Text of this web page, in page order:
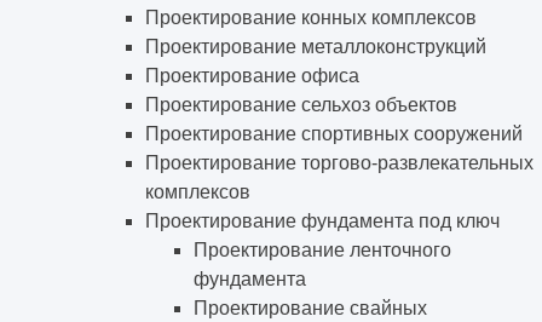
Проектирование конных комплексов
Проектирование металлоконструкций
Проектирование офиса
Проектирование сельхоз объектов
Проектирование спортивных сооружений
Проектирование торгово-развлекательных
комплексов
Проектирование фундамента под ключ
Проектирование ленточного
фундамента
Проектирование свайных